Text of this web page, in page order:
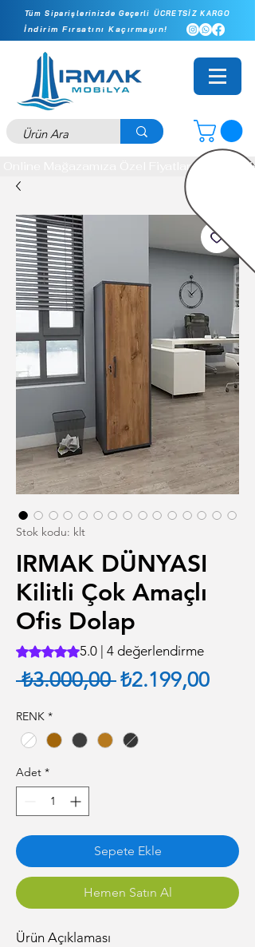
Tüm Siparişlerinizde Geçerli ÜCRETSİZ KARGO
İndirim Fırsatını Kaçırmayın!
Online Mağazamıza Özel Fiyatlar - İlk
Stok kodu: klt
IRMAK DÜNYASI
Kilitli Çok Amaçlı
Ofis Dolap
4 değerlendirmeye göre beş yıldız
5.0 | 4 değerlendirme
₺3.000,00 Normal Fiyat
₺2.199,00
RENK *
Adet *
Sepete Ekle
Hemen Satın Al
Ürün Açıklaması